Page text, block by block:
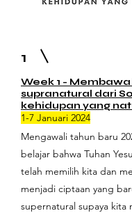
1
Week 1 -
supranatural dari
kehidupan yang
1-7 Januari 2024
Mengawali tahun baru
belajar bahwa Tuhan
telah memilih kita dan
menjadi ciptaan yang
supernatural supaya kita